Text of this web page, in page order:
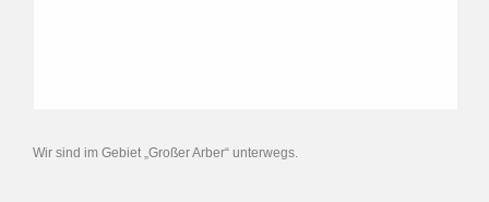
Wir sind im Gebiet „Großer Arber“ unterwegs.